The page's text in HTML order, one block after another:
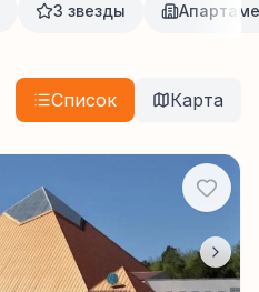
3 звезды
Список Карта